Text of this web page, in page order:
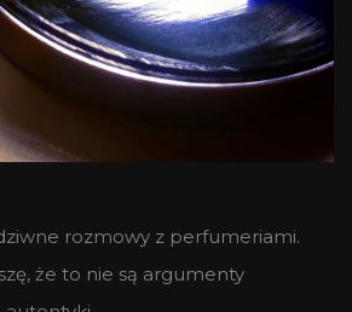
rozmowy z perfumeriami.
że to nie są argumenty